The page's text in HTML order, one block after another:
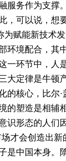
服务作为支撑
，可以说，想
赋能新技术发
环境配合，其
一环节中，人
大定律是牛顿
核心，比尔·
的塑造是相辅
识形态的人们
才会创造出
是中国本身。